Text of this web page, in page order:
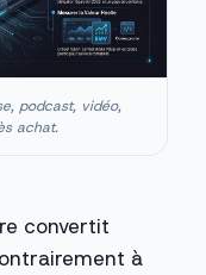
podcast, vidéo,
achat.
convertit
à